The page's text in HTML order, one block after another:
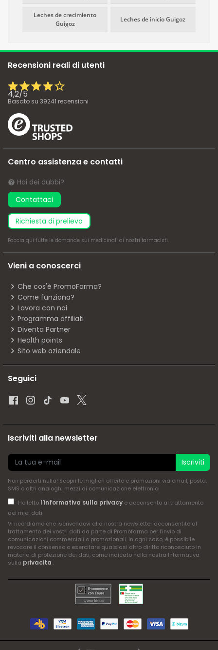
Leches de crecimiento
Guigoz
Leches de inicio Guigoz
Recensioni reali di utenti
4,2/5
Basato su 39241 recensioni
Centro assistenza e contatti
Hai dei dubbi?
Contattaci
richiesta di prelievo
Faccia qui tutte le domande sui medicinali ai nostri farmacisti.
Vieni a conoscerci
Che cos'è PromoFarma?
Come funziona?
Lavora con noi
Programma affiliati
Diventa Partner
Health points
Sito web aziendale
Seguici
Iscriviti alla newsletter
Iscriviti
Non perderti nulla! Scopri le migliori offerte e promozioni via email, posta,
SMS o altri analoghi mezzi di comunicazione elettronici
Ho letto l'informativa sulla privacye acconsento al trattamento
dei miei dati
Vi ricordiamo che iscrivendovi alla nostra newsletter acconsentite al
trattamento dei vostri dati da parte di Promofarma per l'invio di
comunicazioni commerciali o promozionali. In ogni caso, è possibile
revocare il consenso o esercitare qualsiasi altro diritto riconosciuto in
materia di protezione dei dati, come indicato nella nostra Informativa
sulla privacita .